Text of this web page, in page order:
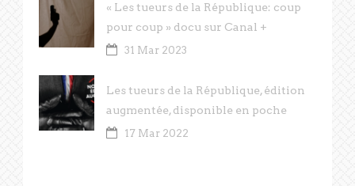
« Les tueurs de la République: coup
pour coup » docu sur Canal +
31 Mar 2023
Les tueurs de la République, édition
augmentée, disponible en poche
17 Mar 2022